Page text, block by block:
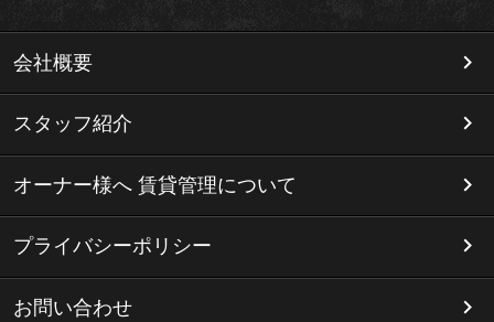
会社概要
スタッフ紹介
オーナー様へ 賃貸管理について
プライバシーポリシー
お問い合わせ